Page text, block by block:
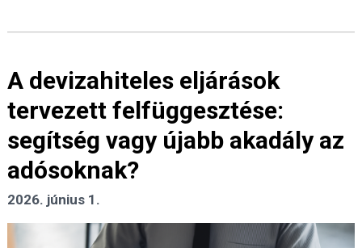
A devizahiteles eljárások
tervezett felfüggesztése:
segítség vagy újabb akadály az
adósoknak?
2026. június 1.